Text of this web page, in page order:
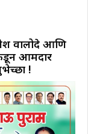
वालोदे आणि
आमदार
!